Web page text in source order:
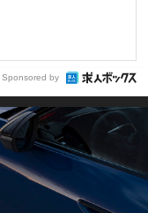
Sponsored by